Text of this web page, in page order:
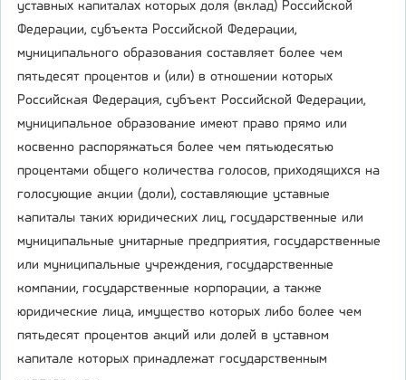
уставных капиталах которых доля (вклад) Российской
Федерации, субъекта Российской Федерации,
муниципального образования составляет более чем
пятьдесят процентов и (или) в отношении которых
Российская Федерация, субъект Российской Федерации,
муниципальное образование имеют право прямо или
косвенно распоряжаться более чем пятьюдесятью
процентами общего количества голосов, приходящихся на
голосующие акции (доли), составляющие уставные
капиталы таких юридических лиц, государственные или
муниципальные унитарные предприятия, государственные
или муниципальные учреждения, государственные
компании, государственные корпорации, а также
юридические лица, имущество которых либо более чем
пятьдесят процентов акций или долей в уставном
капитале которых принадлежат государственным